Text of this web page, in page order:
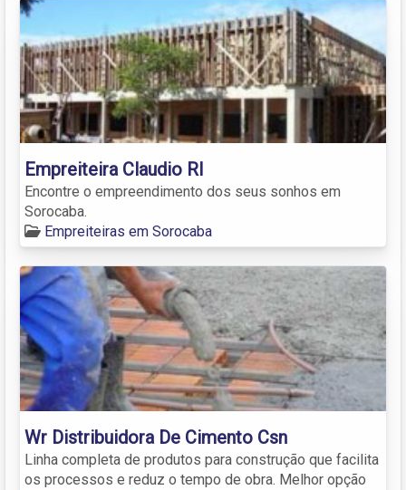
Empreiteira Claudio Rl
Encontre o empreendimento dos seus sonhos em
Sorocaba.
Empreiteiras em Sorocaba
Wr Distribuidora De Cimento Csn
Linha completa de produtos para construção que facilita
os processos e reduz o tempo de obra. Melhor opção